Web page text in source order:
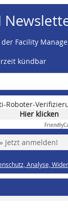
Facility
kündbar
Roboter-
Hier klicken
Friendly
» Jetzt anmelden!
Analyse,